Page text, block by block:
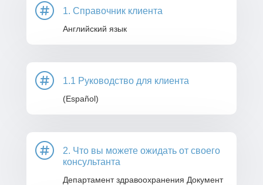
 1. Справочник клиента
Английский язык
 1.1 Руководство для клиента
(Español)

2. Что вы можете ожидать от своего
консультанта
Департамент здравоохранения Документ